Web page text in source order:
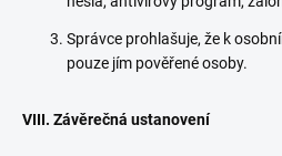
Správce prohlašuje, že k
pouze jím pověřené osoby.
VIII. Závěrečná ustanovení